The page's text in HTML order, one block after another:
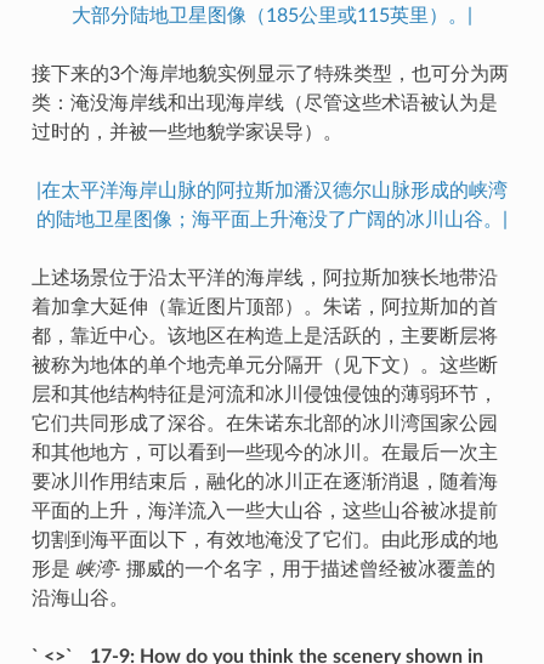
大部分陆地卫星图像（185公里或115英里）。|
接下来的3个海岸地貌实例显示了特殊类型，也可分为两
类：淹没海岸线和出现海岸线（尽管这些术语被认为是
过时的，并被一些地貌学家误导）。
|在太平洋海岸山脉的阿拉斯加潘汉德尔山脉形成的峡湾
的陆地卫星图像；海平面上升淹没了广阔的冰川山谷。|
上述场景位于沿太平洋的海岸线，阿拉斯加狭长地带沿
着加拿大延伸（靠近图片顶部）。朱诺，阿拉斯加的首
都，靠近中心。该地区在构造上是活跃的，主要断层将
被称为地体的单个地壳单元分隔开（见下文）。这些断
层和其他结构特征是河流和冰川侵蚀侵蚀的薄弱环节，
它们共同形成了深谷。在朱诺东北部的冰川湾国家公园
和其他地方，可以看到一些现今的冰川。在最后一次主
要冰川作用结束后，融化的冰川正在逐渐消退，随着海
平面的上升，海洋流入一些大山谷，这些山谷被冰提前
切割到海平面以下，有效地淹没了它们。由此形成的地
形是 峡湾- 挪威的一个名字，用于描述曾经被冰覆盖的
沿海山谷。
` <>`__17-9: How do you think the scenery shown in